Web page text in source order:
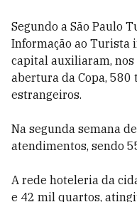
Segundo a São Paulo
Informação ao Turista
capital auxiliaram,
abertura da Copa, 580
estrangeiros.
Na segunda semana
atendimentos, sendo
A rede hoteleria da
e 42 mil quartos,